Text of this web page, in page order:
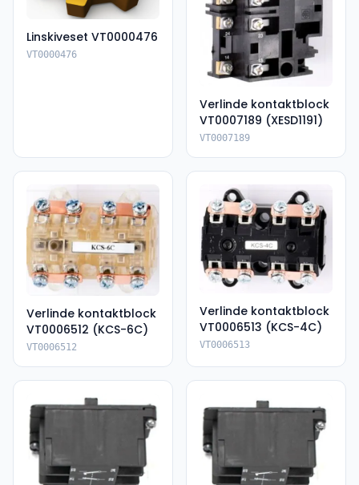
Linskiveset VT0000476
VT0000476
Verlinde kontaktblock
VT0007189 (XESD1191)
VT0007189
Verlinde kontaktblock
VT0006512 (KCS-6C)
VT0006512
Verlinde kontaktblock
VT0006513 (KCS-4C)
VT0006513